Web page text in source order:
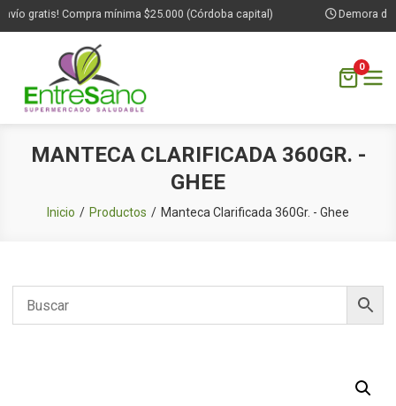
gratis! Compra mínima $25.000 (Córdoba capital) Demora de
0
MANTECA CLARIFICADA 360GR. -
GHEE
Inicio Productos Manteca Clarificada 360Gr. - Ghee